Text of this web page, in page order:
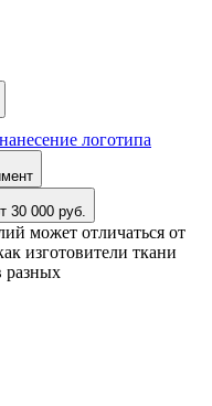
логотипа
30 000 руб.
может отличаться от
изготовители ткани
разных